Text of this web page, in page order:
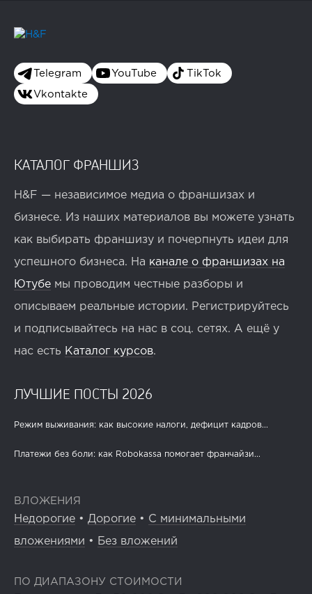
Telegram YouTube TikTok
Vkontakte
КАТАЛОГ ФРАНШИЗ
H&F — независимое медиа о франшизах и
бизнесе. Из наших материалов вы можете узнать
как выбирать франшизу и почерпнуть идеи для
успешного бизнеса. На канале о франшизах на
Ютубе мы проводим честные разборы и
описываем реальные истории. Регистрируйтесь
и подписывайтесь на нас в соц. сетях. А ещё у
нас есть Каталог курсов.
ЛУЧШИЕ ПОСТЫ 2026
Режим выживания: как высокие налоги, дефицит кадров...
Платежи без боли: как Robokassa помогает франчайзи...
ВЛОЖЕНИЯ
Недорогие • Дорогие • С минимальными
вложениями • Без вложений
ПО ДИАПАЗОНУ СТОИМОСТИ